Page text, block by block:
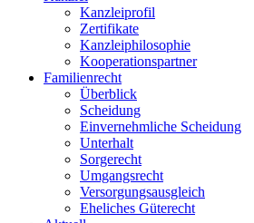
Kanzleiprofil
Zertifikate
Kanzleiphilosophie
Kooperationspartner
Familienrecht
Überblick
Scheidung
Einvernehmliche Scheidung
Unterhalt
Sorgerecht
Umgangsrecht
Versorgungsausgleich
Eheliches Güterecht